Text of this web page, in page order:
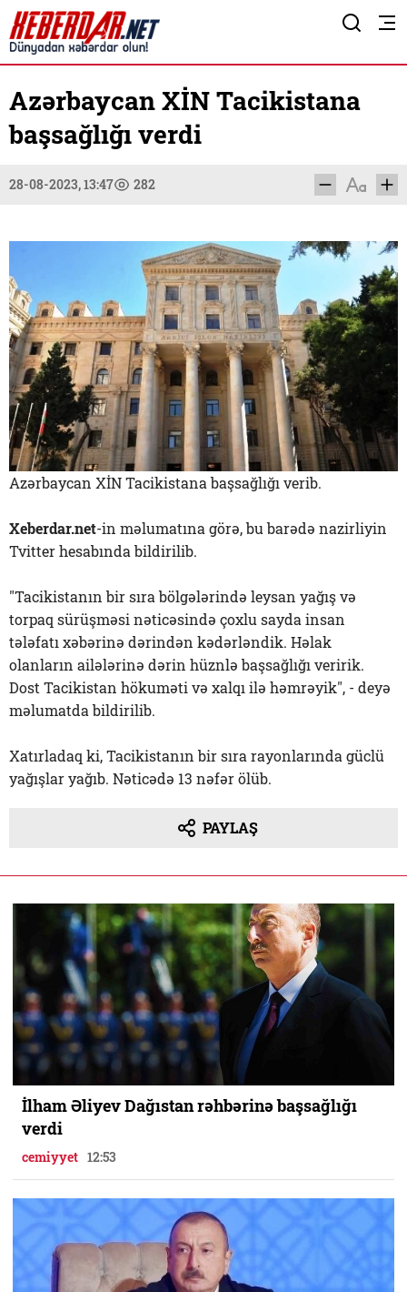
Azərbaycan XİN Tacikistana
başsağlığı verdi
28-08-2023, 13:47 282
Azərbaycan XİN Tacikistana başsağlığı verib.
Xeberdar.net-in məlumatına görə, bu barədə nazirliyin
Tvitter hesabında bildirilib.
"Tacikistanın bir sıra bölgələrində leysan yağış və
torpaq sürüşməsi nəticəsində çoxlu sayda insan
tələfatı xəbərinə dərindən kədərləndik. Həlak
olanların ailələrinə dərin hüznlə başsağlığı veririk.
Dost Tacikistan hökuməti və xalqı ilə həmrəyik", - deyə
məlumatda bildirilib.
Xatırladaq ki, Tacikistanın bir sıra rayonlarında güclü
yağışlar yağıb. Nəticədə 13 nəfər ölüb.
PAYLAŞ
İlham Əliyev Dağıstan rəhbərinə başsağlığı
verdi
cemiyyet 12:53